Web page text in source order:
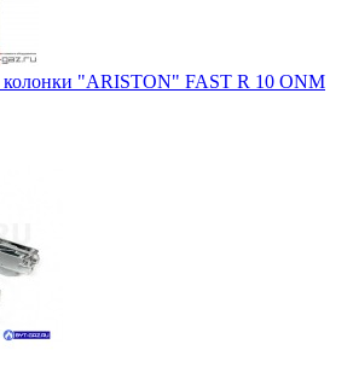
колонки "ARISTON" FAST R 10 ONM